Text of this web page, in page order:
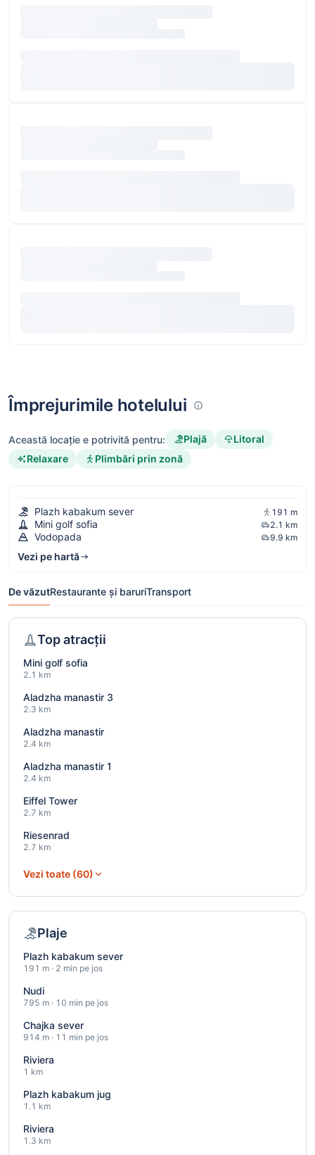
Împrejurimile hotelului
Această locație e potrivită pentru: Plajă
Litoral
Relaxare
Plimbări prin zonă
Plazh kabakum sever 191 m
Mini golf sofia 2.1 km
Vodopada 9.9 km
Vezi pe hartă
De văzutRestaurante și baruriTransport
Top atracții
Mini golf sofia
2.1 km
Aladzha manastir 3
2.3 km
Aladzha manastir
2.4 km
Aladzha manastir 1
2.4 km
Eiffel Tower
2.7 km
Riesenrad
2.7 km
Vezi toate (60)
Plaje
Plazh kabakum sever
191 m · 2 min pe jos
Nudi
795 m · 10 min pe jos
Chajka sever
914 m · 11 min pe jos
Riviera
1 km
Plazh kabakum jug
1.1 km
Riviera
1.3 km